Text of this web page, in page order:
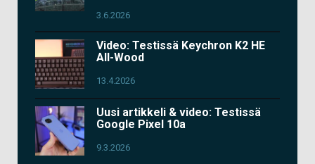
3.6.2026
Video: Testissä Keychron K2 HE
All-Wood
13.4.2026
Uusi artikkeli & video: Testissä
Google Pixel 10a
9.3.2026